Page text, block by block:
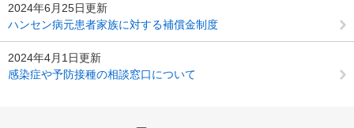
2024年6月25日更新
ハンセン病元患者家族に対する補償金制度
2024年4月1日更新
感染症や予防接種の相談窓口について